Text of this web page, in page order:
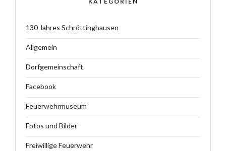
130 Jahres Schröttinghausen
Allgemein
Dorfgemeinschaft
Facebook
Feuerwehrmuseum
Fotos und Bilder
Freiwillige Feuerwehr